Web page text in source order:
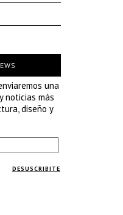
una
noticias más
diseño y
DESUSCRIBITE